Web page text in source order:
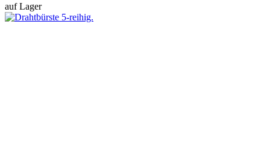
auf Lager